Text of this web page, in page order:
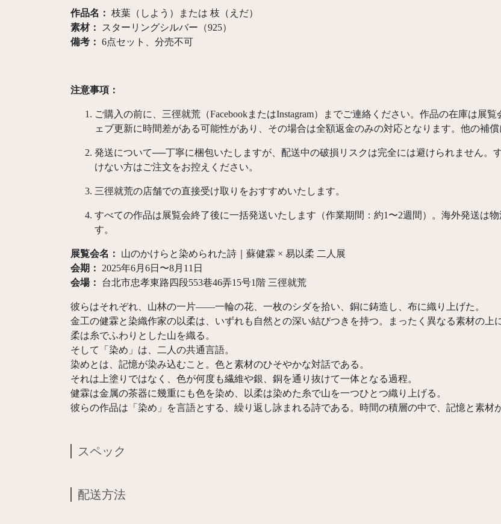
作品名： 枝葉（しよう）または 枝（えだ）
素材：
スターリングシルバー（925）
備考： 6点セット、分売不可
注意事項：
ご購入の前に、三徑就荒（FacebookまたはInstagram）までご連絡ください。作品の在庫は展
ェブ更新に時間差がある可能性があり、その場合は全額返金のみの対応となります。他の補償
発送について──丁寧に梱包いたしますが、配送中の破損リスクは完全には避けられません。
けない方はご注文をお控えください。
三徑就荒の店舗での直接受け取りをおすすめいたします。
すべての作品は展覧会終了後に一括発送いたします（作業期間：約1〜2週間）。海外発送は
す。
展覧会名：
山のかけらと染められた詩｜蘇健霖 × 易以柔 二人展
会期：
2025年6月6日〜8月11日
会場：
台北市忠孝東路四段553巷46弄15号1階 三徑就荒
彼らはそれぞれ、山林の一片——一輪の花、一枚のシダを拾い、銅に鋳造し、布に織り上げた。
金工の健霖と染織作家の以柔は、いずれも自然との深い結びつきを持つ。まったく異なる素材の
柔は糸でふわりとした山を織る。
そして「染め」は、二人の共通言語。
染めとは、記憶が染み込むこと。色と素材のひそやかな対話である。
それは上塗りではなく、色が何度も繊維や銀、銅を通り抜けて一体となる過程。
健霖は金属の茶器に幾重にも色を染め、以柔は染めた糸で山を一つひとつ織り上げる。
彼らの作品は「染め」を言語とする、繰り返し詠まれる詩である。時間の積層の中で、記憶と素材
スペック
配送方法